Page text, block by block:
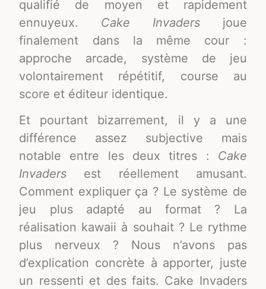
qualifié de moyen et rapidement
ennuyeux. Cake Invadersjoue
finalement dans la même cour :
approche arcade, système de jeu
volontairement répétitif, course au
score et éditeur identique.
Et pourtant bizarrement, il y a une
différence assez subjective mais
notable entre les deux titres : Cake
Invaders est réellement amusant.
Comment expliquer ça ? Le système de
jeu plus adapté au format ? La
réalisation kawaii à souhait ? Le rythme
plus nerveux ? Nous n’avons pas
d’explication concrète à apporter, juste
un ressenti et des faits. Cake Invaders